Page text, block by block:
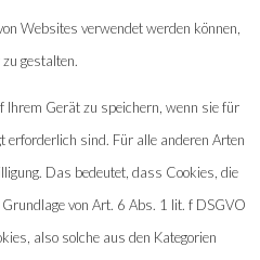
Websites verwendet werden können,
gestalten.
Gerät zu speichern, wenn sie für
erforderlich sind. Für alle anderen Arten
Das bedeutet, dass Cookies, die
von Art. 6 Abs. 1 lit. f DSGVO
also solche aus den Kategorien